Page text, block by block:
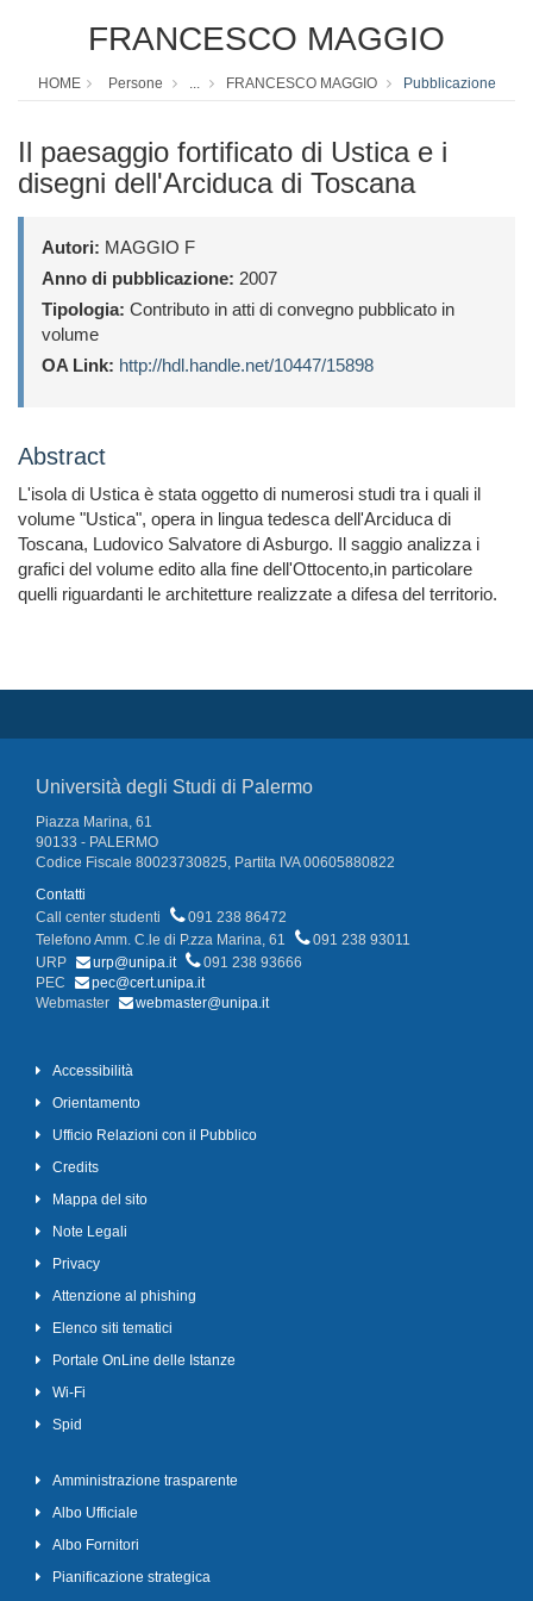
FRANCESCO MAGGIO
HOME Persone ... FRANCESCO MAGGIO Pubblicazione
Il paesaggio fortificato di Ustica e i
disegni dell'Arciduca di Toscana
Autori: MAGGIO F
Anno di pubblicazione: 2007
Tipologia: Contributo in atti di convegno pubblicato in
volume
OA Link: http://hdl.handle.net/10447/15898
Abstract
L'isola di Ustica è stata oggetto di numerosi studi tra i quali il
volume "Ustica", opera in lingua tedesca dell'Arciduca di
Toscana, Ludovico Salvatore di Asburgo. Il saggio analizza i
grafici del volume edito alla fine dell'Ottocento,in particolare
quelli riguardanti le architetture realizzate a difesa del territorio.
Università degli Studi di Palermo
Piazza Marina, 61
90133 - PALERMO
Codice Fiscale 80023730825, Partita IVA 00605880822
Contatti
Call center studenti
091 238 86472
Telefono Amm. C.le di P.zza Marina, 61
091 238 93011
URP
urp@unipa.it
091 238 93666
PEC
pec@cert.unipa.it
Webmaster
webmaster@unipa.it
Accessibilità
Orientamento
Ufficio Relazioni con il Pubblico
Credits
Mappa del sito
Note Legali
Privacy
Attenzione al phishing
Elenco siti tematici
Portale OnLine delle Istanze
Wi-Fi
Spid
Amministrazione trasparente
Albo Ufficiale
Albo Fornitori
Pianificazione strategica